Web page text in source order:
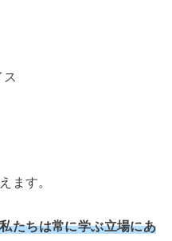
ます。
たちは常に学ぶ立場にあ